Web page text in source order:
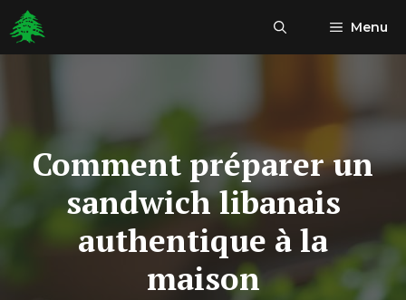
Aller
au
contenu
Menu
Comment préparer un
sandwich libanais
authentique à la
maison